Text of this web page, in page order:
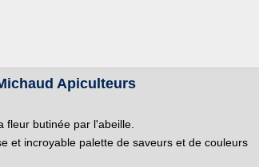
Apiculteurs
fleur butinée par l'abeille.
et incroyable palette de saveurs et de couleurs